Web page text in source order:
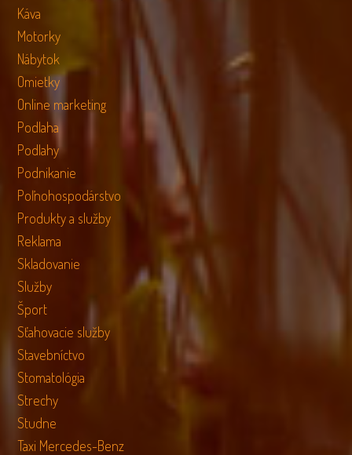
Káva
Motorky
Nábytok
Omietky
Online marketing
Podlaha
Podlahy
Podnikanie
Poľnohospodárstvo
Produkty a služby
Reklama
Skladovanie
Služby
Šport
Sťahovacie služby
Stavebníctvo
Stomatológia
Strechy
Studne
Taxi Mercedes-Benz